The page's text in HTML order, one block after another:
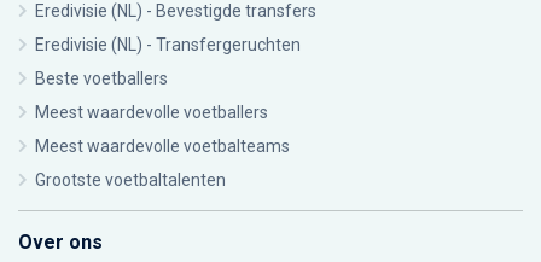
Eredivisie (NL) - Bevestigde transfers
Eredivisie (NL) - Transfergeruchten
Beste voetballers
Meest waardevolle voetballers
Meest waardevolle voetbalteams
Grootste voetbaltalenten
Over ons